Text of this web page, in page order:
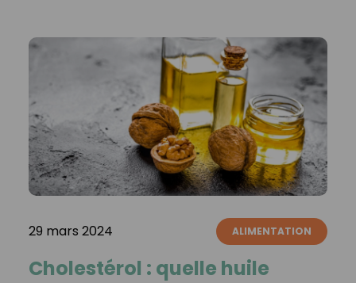
29 mars 2024 ALIMENTATION
Cholestérol : quelle huile